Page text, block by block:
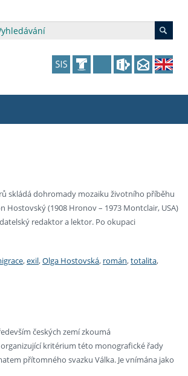
skládá dohromady mozaiku životního příběhu
(1908 Hronov – 1973 Montclair, USA)
redaktor a lektor. Po okupaci
,exil,Olga Hostovská, román,totalita,
českých zemí zkoumá
kritérium této monografické řady
přítomného svazku Válka. Je vnímána jako